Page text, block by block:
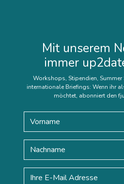
Mit unserem
immer
Workshops, Stipendien,
internationale Briefings: Wenn ihr
möchtet, abonniert den